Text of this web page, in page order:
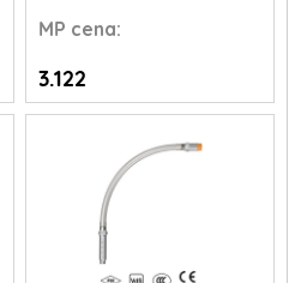
MP cena:
3.122